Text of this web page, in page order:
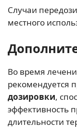
Случаи
местного
Во время
рекомендуется
дозировки,
эффективность
длительности